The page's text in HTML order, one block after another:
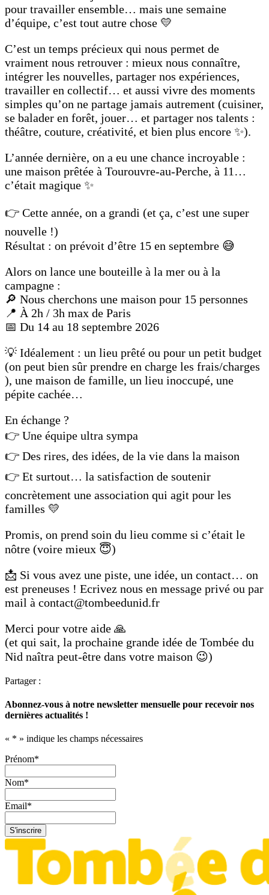
pour travailler ensemble… mais une semaine
d’équipe, c’est tout autre chose 💛
C’est un temps précieux qui nous permet de
vraiment nous retrouver : mieux nous connaître,
intégrer les nouvelles, partager nos expériences,
travailler en collectif… et aussi vivre des moments
simples qu’on ne partage jamais autrement (cuisiner,
se balader en forêt, jouer… et partager nos talents :
théâtre, couture, créativité, et bien plus encore ✨).
L’année dernière, on a eu une chance incroyable :
une maison prêtée à Tourouvre-au-Perche, à 11…
c’était magique ✨
👉 Cette année, on a grandi (et ça, c’est une super
nouvelle !)
Résultat : on prévoit d’être 15 en septembre 😅
Alors on lance une bouteille à la mer ou à la
campagne :
🔎 Nous cherchons une maison pour 15 personnes
📍 À 2h / 3h max de Paris
📅 Du 14 au 18 septembre 2026
💡 Idéalement : un lieu prêté ou pour un petit budget
(on peut bien sûr prendre en charge les frais/charges
), une maison de famille, un lieu inoccupé, une
pépite cachée…
En échange ?
👉 Une équipe ultra sympa
👉 Des rires, des idées, de la vie dans la maison
👉 Et surtout… la satisfaction de soutenir
concrètement une association qui agit pour les
familles 💛
Promis, on prend soin du lieu comme si c’était le
nôtre (voire mieux 😇)
📩 Si vous avez une piste, une idée, un contact… on
est preneuses ! Ecrivez nous en message privé ou par
mail à contact@tombeedunid.fr
Merci pour votre aide 🙏
(et qui sait, la prochaine grande idée de Tombée du
Nid naîtra peut-être dans votre maison 😉)
Partager :
Abonnez-vous à notre newsletter mensuelle pour recevoir nos
dernières actualités !
« * » indique les champs nécessaires
Prénom*
Nom*
Email*
S'inscrire